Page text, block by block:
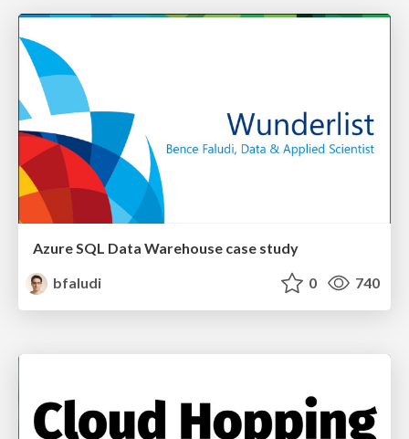
Azure SQL Data Warehouse case study
bfaludi
0 740